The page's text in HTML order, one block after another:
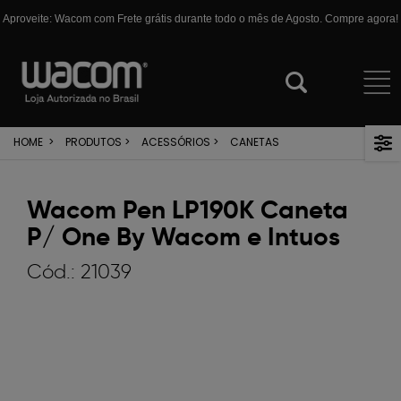
Aproveite: Wacom com Frete grátis durante todo o mês de Agosto. Compre agora!
HOME > PRODUTOS > ACESSÓRIOS > CANETAS
Wacom Pen LP190K Caneta
P/ One By Wacom e Intuos
Cód.: 21039